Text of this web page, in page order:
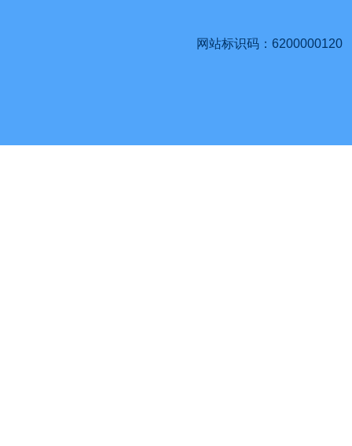
网站标识码：6200000120